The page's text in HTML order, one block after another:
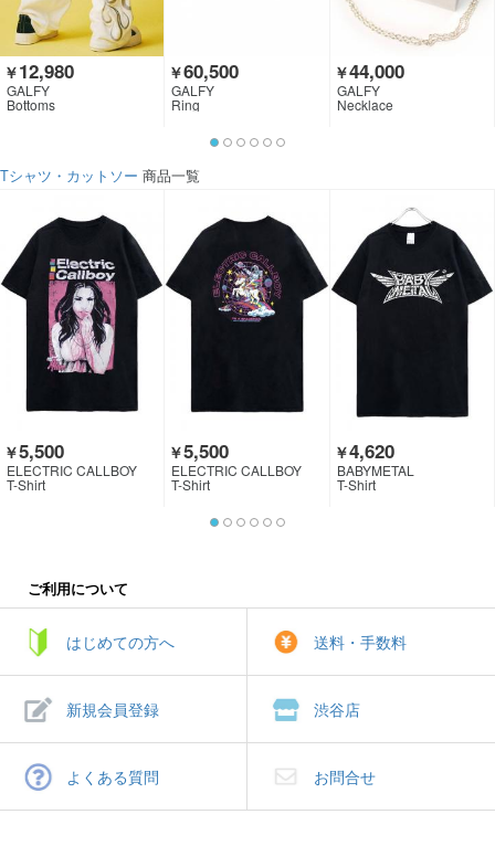
￥12,980
GALFY
Bottoms
￥60,500
GALFY
Ring
￥44,000
GALFY
Necklace
Tシャツ・カットソー 商品一覧
￥5,500
ELECTRIC CALLBOY
T-Shirt
￥5,500
ELECTRIC CALLBOY
T-Shirt
￥4,620
BABYMETAL
T-Shirt
ご利用について
はじめての方へ 送料・手数料
新規会員登録 渋谷店
よくある質問 お問合せ